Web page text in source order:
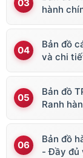
hành
Bản đồ
và chi
Bản đồ
Ranh
Bản đồ
- Đầy đủ